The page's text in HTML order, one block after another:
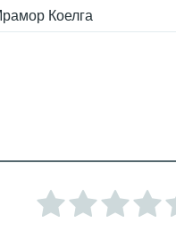
Коелга